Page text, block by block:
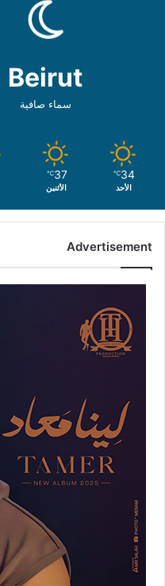
Beirut
سماء صافية
34
℃
الأحد
37
℃
الأثنين
Advertisement